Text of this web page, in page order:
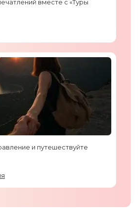
вместе с «Туры
и путешествуйте